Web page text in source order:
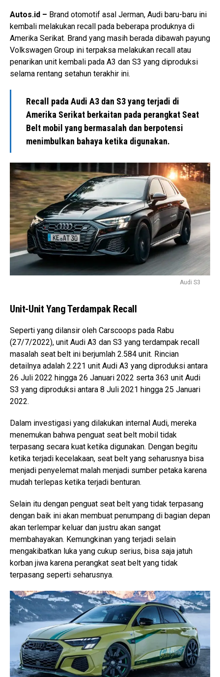
Autos.id – Brand otomotif asal Jerman, Audi baru-baru ini
kembali melakukan recall pada beberapa produknya di
Amerika Serikat. Brand yang masih berada dibawah payung
Volkswagen Group ini terpaksa melakukan recall atau
penarikan unit kembali pada A3 dan S3 yang diproduksi
selama rentang setahun terakhir ini.
Recall pada Audi A3 dan S3 yang terjadi di
Amerika Serikat berkaitan pada perangkat Seat
Belt mobil yang bermasalah dan berpotensi
menimbulkan bahaya ketika digunakan.
Audi S3
Unit-Unit Yang Terdampak Recall
Seperti yang dilansir oleh Carscoops pada Rabu
(27/7/2022), unit Audi A3 dan S3 yang terdampak recall
masalah seat belt ini berjumlah 2.584 unit. Rincian
detailnya adalah 2.221 unit Audi A3 yang diproduksi antara
26 Juli 2022 hingga 26 Januari 2022 serta 363 unit Audi
S3 yang diproduksi antara 8 Juli 2021 hingga 25 Januari
2022.
Dalam investigasi yang dilakukan internal Audi, mereka
menemukan bahwa penguat seat belt mobil tidak
terpasang secara kuat ketika digunakan. Dengan begitu
ketika terjadi kecelakaan, seat belt yang seharusnya bisa
menjadi penyelemat malah menjadi sumber petaka karena
mudah terlepas ketika terjadi benturan.
Selain itu dengan penguat seat belt yang tidak terpasang
dengan baik ini akan membuat penumpang di bagian depan
akan terlempar keluar dan justru akan sangat
membahayakan. Kemungkinan yang terjadi selain
mengakibatkan luka yang cukup serius, bisa saja jatuh
korban jiwa karena perangkat seat belt yang tidak
terpasang seperti seharusnya.